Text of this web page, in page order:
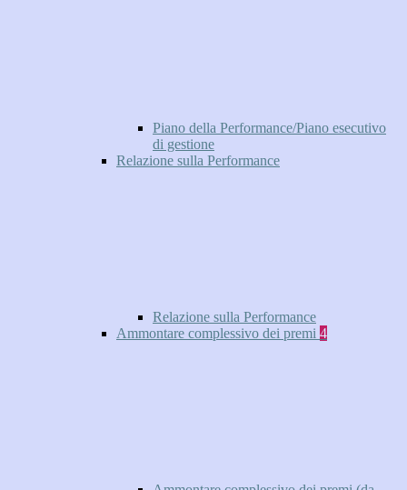
Piano della Performance/Piano esecutivo
di gestione
Relazione sulla Performance
Relazione sulla Performance
Ammontare complessivo dei premi 4